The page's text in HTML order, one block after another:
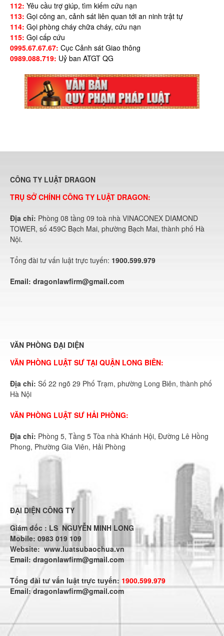
112: Yêu cầu trợ giúp, tìm kiếm cứu nạn
113: Gọi công an, cảnh sát liên quan tới an ninh trật tự
114: Gọi phòng cháy chữa cháy, cứu nạn
115: Gọi cấp cứu
0995.67.67.67: Cục Cảnh sát Giao thông
0989.088.719: Uỷ ban ATGT QG
CÔNG TY LUẬT DRAGON
TRỤ SỞ CHÍNH CÔNG TY LUẬT DRAGON:
Địa chỉ: Phòng 08 tầng 09 toà nhà VINACONEX DIAMOND
TOWER, số 459C Bạch Mai, phường Bạch Mai, thành phố Hà
Nội.
Tổng đài tư vấn luật trực tuyến: 1900.599.979
Email: dragonlawfirm@gmail.com
VĂN PHÒNG ĐẠI DIỆN
VĂN PHÒNG LUẬT SƯ TẠI QUẬN LONG BIÊN:
Địa chỉ: Số 22 ngõ 29 Phố Trạm, phường Long Biên, thành phố
Hà Nội
VĂN PHÒNG LUẬT SƯ HẢI PHÒNG:
Địa chỉ: Phòng 5, Tầng 5 Tòa nhà Khánh Hội, Đường Lê Hồng
Phong, Phường Gia Viên, Hải Phòng
ĐẠI DIỆN CÔNG TY
Giám đốc : LS NGUYỄN MINH LONG
Mobile: 0983 019 109
Website:www.luatsubaochua.vn
Email: dragonlawfirm@gmail.com
Tổng đài tư vấn luật trực tuyến: 1900.599.979
Email:dragonlawfirm@gmail.com